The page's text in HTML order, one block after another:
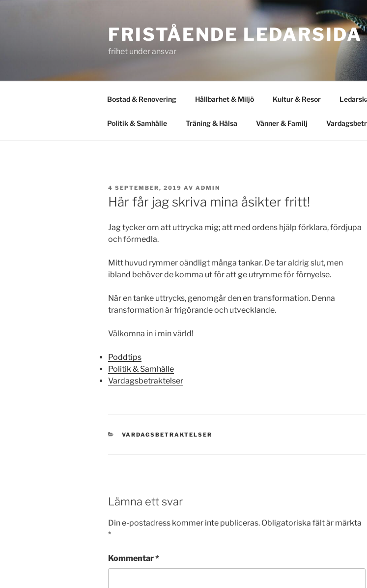
FRISTÅENDE LEDARSIDA
frihet under ansvar
Bostad & Renovering Hållbarhet & Miljö Kultur & Resor
Politik & Samhälle Träning & Hälsa Vänner & Familj
PUBLICERAT
4 SEPTEMBER, 2019 AV ADMIN
Här får jag skriva mina åsikter fritt!
Jag tycker om att uttrycka mig; att med ordens hjälp förklara, fördjupa
och förmedla.
Mitt huvud rymmer oändligt många tankar. De tar aldrig slut, men
ibland behöver de komma ut för att ge utrymme för förnyelse.
När en tanke uttrycks, genomgår den en transformation. Denna
transformation är frigörande och utvecklande.
Välkomna in i min värld!
Poddtips
Politik & Samhälle
Vardagsbetraktelser
KATEGORIER
VARDAGSBETRAKTELSER
Lämna ett svar
Din e-postadress kommer inte publiceras. Obligatoriska fält är märkta
*
Kommentar*